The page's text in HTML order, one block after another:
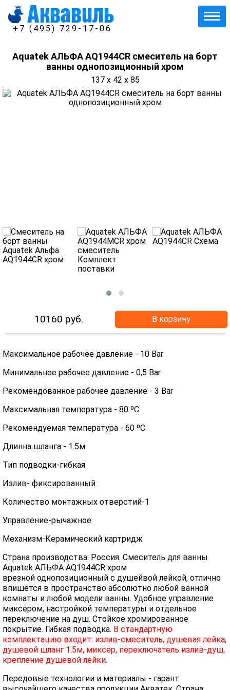
+7 (495) 729-17-06
Aquatek АЛЬФА AQ1944CR смеситель на борт
ванны однопозиционный хром
137 x 42 x 85
10160 руб. В корзину
Максимальное рабочее давление - 10 Bar
Минимальное рабочее давление - 0,5 Bar
Рекомендованное рабочее давление - 3 Bar
Максимальная температура - 80 ºC
Рекомендуемая температура - 60 ºC
Длинна шланга - 1.5м
Тип подводки-гибкая
Излив- фиксированный
Количество монтажных отверстий-1
Управление-рычажное
Механизм-Керамический картридж
Страна производства: Россия. Смеситель для ванны
Aquatek АЛЬФА AQ1944CR хром
врезной однопозиционный с душейвой лейкой, отлично
впишется в пространство абсолютно любой ванной
комнаты и любой модели ванны. Удобное управление
миксером, настройкой температуры и отдельное
переключение на душ. Стойкое хромированное
покрытие. Гибкая подводка. В стандартную
комплектацию входит: излив-смеситель, душевая лейка,
душевой шланг 1.5м, миксер, переключатель излив-душ,
крепление душевой лейки.
Передовые технологии и материалы - гарант